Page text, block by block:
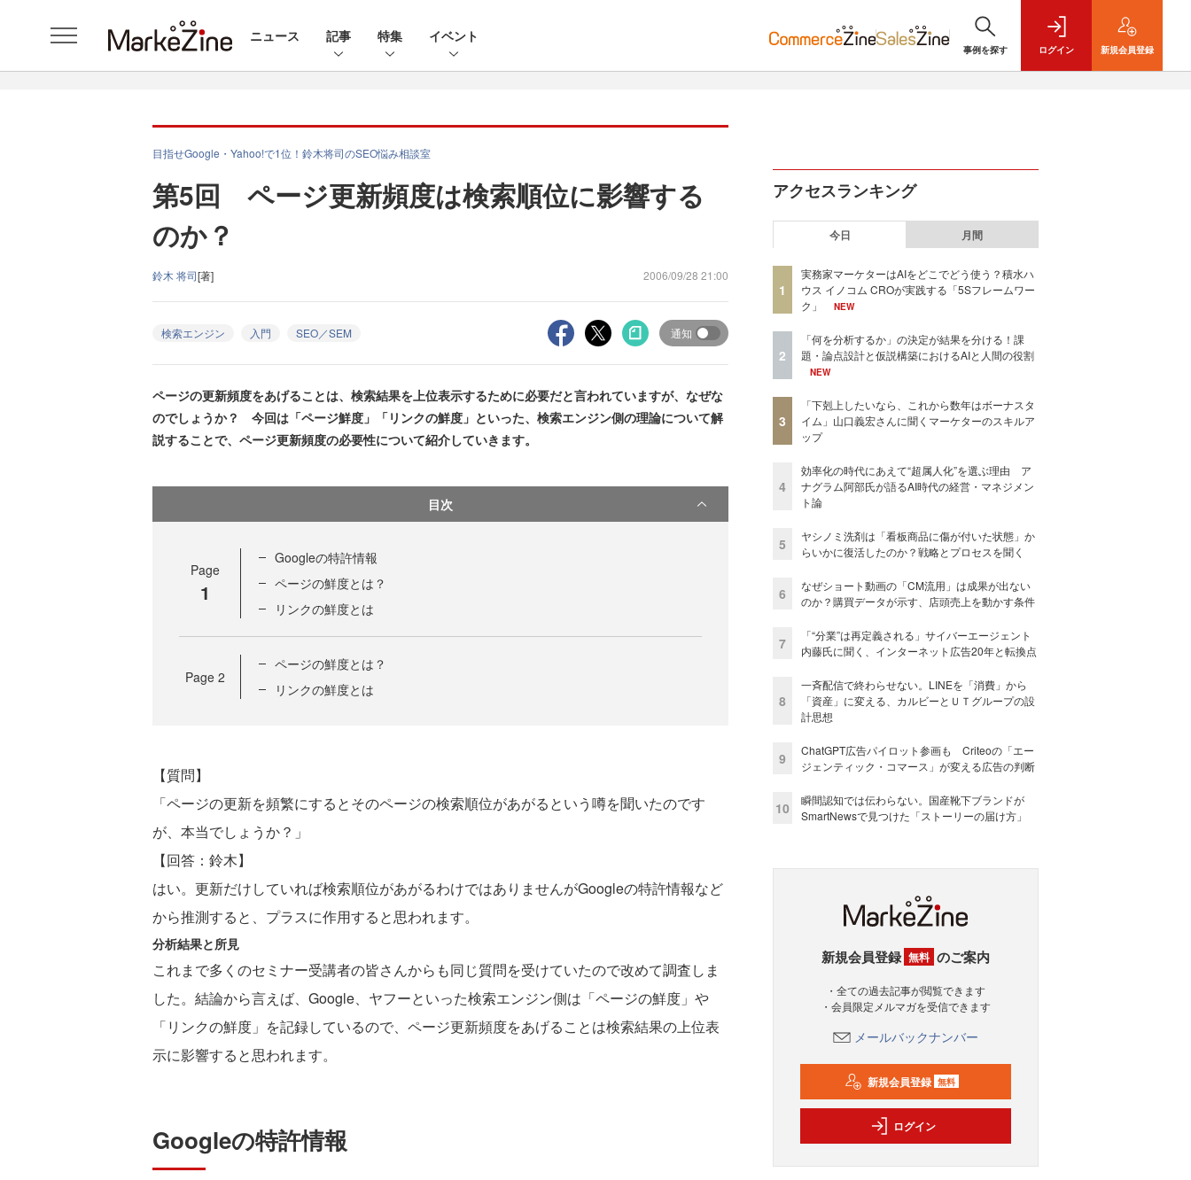
ニュース 記事 特集 イベント
事例を探す ログイン 新規会員登録
目指せGoogle・Yahoo!で1位！鈴木将司のSEO悩み相談室
第5回 ページ更新頻度は検索順位に影響する
のか？
鈴木 将司[著] 2006/09/28 21:00
検索エンジン 入門 SEO／SEM 通知
ページの更新頻度をあげることは、検索結果を上位表示するために必要だと言われていますが、なぜな
のでしょうか？ 今回は「ページ鮮度」「リンクの鮮度」といった、検索エンジン側の理論について解
説することで、ページ更新頻度の必要性について紹介していきます。
目次
Page
1
Googleの特許情報
ページの鮮度とは？
リンクの鮮度とは
Page 2
ページの鮮度とは？
リンクの鮮度とは
【質問】
「ページの更新を頻繁にするとそのページの検索順位があがるという噂を聞いたのです
が、本当でしょうか？」
【回答：鈴木】
はい。更新だけしていれば検索順位があがるわけではありませんがGoogleの特許情報など
から推測すると、プラスに作用すると思われます。
分析結果と所見
これまで多くのセミナー受講者の皆さんからも同じ質問を受けていたので改めて調査しま
した。結論から言えば、Google、ヤフーといった検索エンジン側は「ページの鮮度」や
「リンクの鮮度」を記録しているので、ページ更新頻度をあげることは検索結果の上位表
示に影響すると思われます。
Googleの特許情報
アクセスランキング
今日 月間
1
実務家マーケターはAIをどこでどう使う？積水ハ
ウス イノコム CROが実践する「5Sフレームワー
ク」
NEW
2
「何を分析するか」の決定が結果を分ける！課
題・論点設計と仮説構築におけるAIと人間の役割
NEW
3
「下剋上したいなら、これから数年はボーナスタ
イム」山口義宏さんに聞くマーケターのスキルア
ップ
4
効率化の時代にあえて“超属人化”を選ぶ理由 ア
ナグラム阿部氏が語るAI時代の経営・マネジメン
ト論
5
ヤシノミ洗剤は「看板商品に傷が付いた状態」か
らいかに復活したのか？戦略とプロセスを聞く
6
なぜショート動画の「CM流用」は成果が出ない
のか？購買データが示す、店頭売上を動かす条件
7
「“分業”は再定義される」サイバーエージェント
内藤氏に聞く、インターネット広告20年と転換点
8
一斉配信で終わらせない。LINEを「消費」から
「資産」に変える、カルビーとＵＴグループの設
計思想
9
ChatGPT広告パイロット参画も Criteoの「エー
ジェンティック・コマース」が変える広告の判断
10
瞬間認知では伝わらない。国産靴下ブランドが
SmartNewsで見つけた「ストーリーの届け方」
新規会員登録 無料 のご案内
・全ての過去記事が閲覧できます
・会員限定メルマガを受信できます
メールバックナンバー
新規会員登録 無料
ログイン